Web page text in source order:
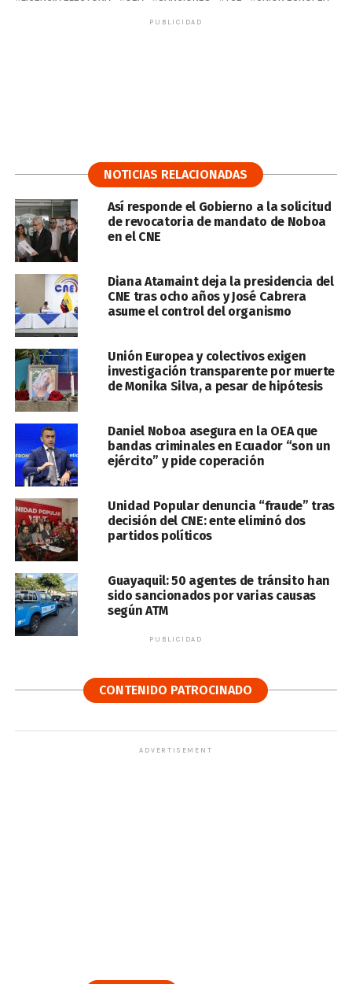
PUBLICIDAD
NOTICIAS RELACIONADAS
Así responde el Gobierno a la solicitud
de revocatoria de mandato de Noboa
en el CNE
Diana Atamaint deja la presidencia del
CNE tras ocho años y José Cabrera
asume el control del organismo
Unión Europea y colectivos exigen
investigación transparente por muerte
de Monika Silva, a pesar de hipótesis
Daniel Noboa asegura en la OEA que
bandas criminales en Ecuador “son un
ejército” y pide coperación
Unidad Popular denuncia “fraude” tras
decisión del CNE: ente eliminó dos
partidos políticos
Guayaquil: 50 agentes de tránsito han
sido sancionados por varias causas
según ATM
PUBLICIDAD
CONTENIDO PATROCINADO
ADVERTISEMENT